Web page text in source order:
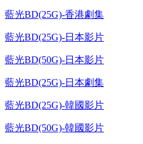
藍光BD(25G)-香港劇集
藍光BD(25G)-日本影片
藍光BD(50G)-日本影片
藍光BD(25G)-日本劇集
藍光BD(25G)-韓國影片
藍光BD(50G)-韓國影片